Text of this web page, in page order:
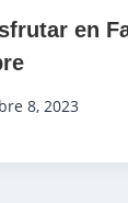
en
8, 2023